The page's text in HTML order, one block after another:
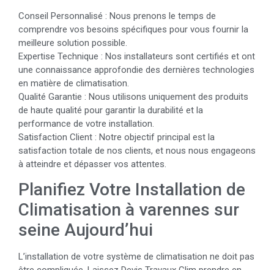
Conseil Personnalisé : Nous prenons le temps de
comprendre vos besoins spécifiques pour vous fournir la
meilleure solution possible.
Expertise Technique : Nos installateurs sont certifiés et ont
une connaissance approfondie des dernières technologies
en matière de climatisation.
Qualité Garantie : Nous utilisons uniquement des produits
de haute qualité pour garantir la durabilité et la
performance de votre installation.
Satisfaction Client : Notre objectif principal est la
satisfaction totale de nos clients, et nous nous engageons
à atteindre et dépasser vos attentes.
Planifiez Votre Installation de
Climatisation à varennes sur
seine Aujourd’hui
L’installation de votre système de climatisation ne doit pas